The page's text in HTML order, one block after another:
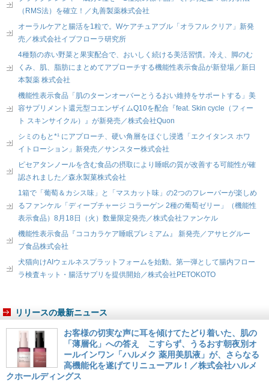
（RMS法）を確立！／丸善製薬株式会社
オーラルケアと腸活を1粒で。Wケアチュアブル「オラフル クリア」新発
売／株式会社イブフローラ研究所
4種類の赤い野菜と果実配合で、おいしく続ける美活習慣。冷え、脚のむ
くみ、肌、脂肪にまとめてアプローチする機能性表示食品が新登場／新日
本製薬 株式会社
機能性表示食品「肌のターンオーバーとうるおい維持をサポートする」美
容サプリメント還元型コエンザイムQ10を配合『feat. Skin cycle（フィー
ト スキンサイクル）』が新発売／株式会社Quon
シミのもと*¹ にアプローチ、硬い角層をほぐし浸透「エクイタンス ホワ
イトローション」新発売／サンスター株式会社
ピセアタンノールを含む食品の摂取により睡眠の質が改善する可能性が確
認されました／森永製菓株式会社
1箱で「葡萄＆カシス味」と「マスカット味」の2つのフレーバーが楽しめ
るファンケル「ディープチャージ コラーゲン 2種の葡萄ゼリー」（機能性
表示食品）8月18日（火）数量限定発売／株式会社ファンケル
機能性表示食品『ココカラケア睡眠プレミアム』 新発売／アサヒグルー
プ食品株式会社
犬猫向けAIウェルネスプラットフォームを始動。第一弾として腸内フロー
ラ検査キット・腸活サプリを提供開始／株式会社PETOKOTO
リリースの最新ニュース
お客様の切実な声に耳を傾けてたどり着いた、肌の
「薄層化」への答え こすらず、うるおす朝夜別オ
ールインワン「ハルメク 薬用美肌液」が、さらなる
高機能化を遂げてリニューアル！／株式会社ハルメ
クホールディングス